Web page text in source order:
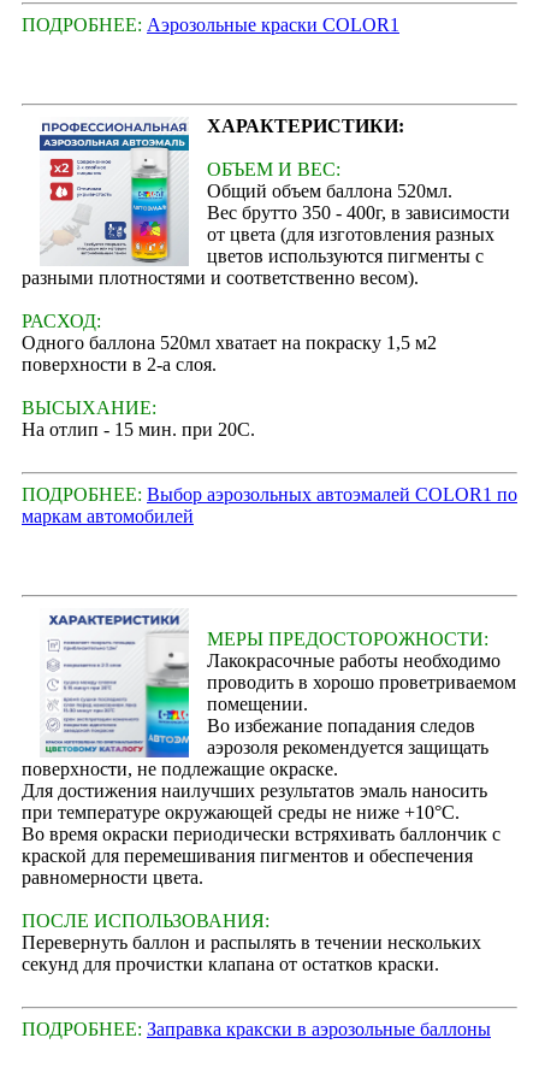
ПОДРОБНЕЕ: Аэрозольные краски COLOR1
ХАРАКТЕРИСТИКИ:
ОБЪЕМ И ВЕС:
Общий объем баллона 520мл.
Вес брутто 350 - 400г, в зависимости
от цвета (для изготовления разных
цветов используются пигменты с
разными плотностями и соответственно весом).
РАСХОД:
Одного баллона 520мл хватает на покраску 1,5 м2
поверхности в 2-а слоя.
ВЫСЫХАНИЕ:
На отлип - 15 мин. при 20С.
ПОДРОБНЕЕ: Выбор аэрозольных автоэмалей COLOR1 по
маркам автомобилей
МЕРЫ ПРЕДОСТОРОЖНОСТИ:
Лакокрасочные работы необходимо
проводить в хорошо проветриваемом
помещении.
Во избежание попадания следов
аэрозоля рекомендуется защищать
поверхности, не подлежащие окраске.
Для достижения наилучших результатов эмаль наносить
при температуре окружающей среды не ниже +10°С.
Во время окраски периодически встряхивать баллончик с
краской для перемешивания пигментов и обеспечения
равномерности цвета.
ПОСЛЕ ИСПОЛЬЗОВАНИЯ:
Перевернуть баллон и распылять в течении нескольких
секунд для прочистки клапана от остатков краски.
ПОДРОБНЕЕ: Заправка кракски в аэрозольные баллоны